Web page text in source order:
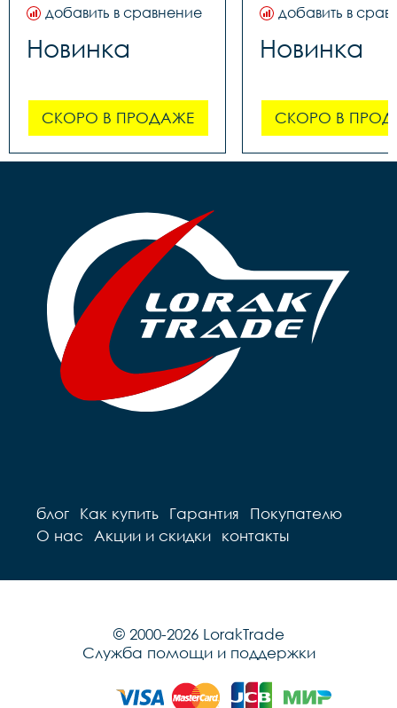
добавить в сравнение
Новинка
СКОРО В ПРОДАЖЕ
добавить в
Новинка
СКОРО В
блог Как купить Гарантия
Покупателю
О нас
Акции и скидки контакты
© 2000-2026 LorakTrade
Служба помощи и поддержки